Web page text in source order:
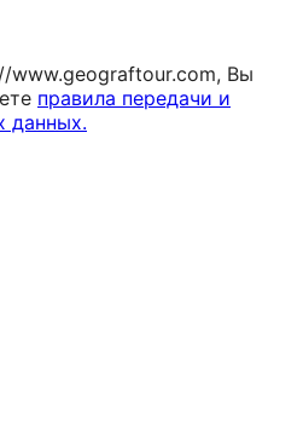
www.geograftour.com, Вы
правила передачи и
данных.